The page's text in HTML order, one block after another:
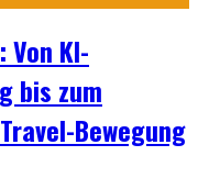
KI-
bis zum
Bewegung